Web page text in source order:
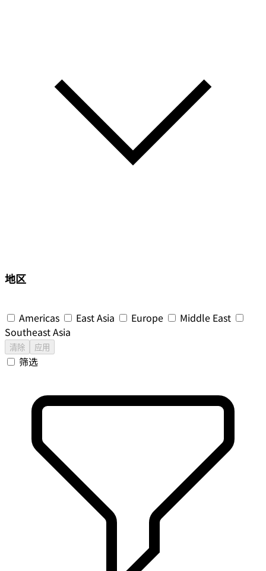
地区
Americas East Asia Europe
Middle East
Southeast Asia
清除 应用
筛选